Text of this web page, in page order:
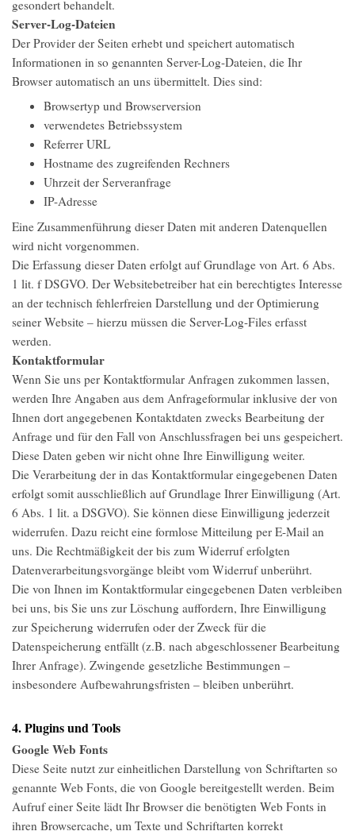
gesondert behandelt.
Server-Log-Dateien
Der Provider der Seiten erhebt und speichert automatisch
Informationen in so genannten Server-Log-Dateien, die Ihr
Browser automatisch an uns übermittelt. Dies sind:
Browsertyp und Browserversion
verwendetes Betriebssystem
Referrer URL
Hostname des zugreifenden Rechners
Uhrzeit der Serveranfrage
IP-Adresse
Eine Zusammenführung dieser Daten mit anderen Datenquellen
wird nicht vorgenommen.
Die Erfassung dieser Daten erfolgt auf Grundlage von Art. 6 Abs.
1 lit. f DSGVO. Der Websitebetreiber hat ein berechtigtes Interesse
an der technisch fehlerfreien Darstellung und der Optimierung
seiner Website – hierzu müssen die Server-Log-Files erfasst
werden.
Kontaktformular
Wenn Sie uns per Kontaktformular Anfragen zukommen lassen,
werden Ihre Angaben aus dem Anfrageformular inklusive der von
Ihnen dort angegebenen Kontaktdaten zwecks Bearbeitung der
Anfrage und für den Fall von Anschlussfragen bei uns gespeichert.
Diese Daten geben wir nicht ohne Ihre Einwilligung weiter.
Die Verarbeitung der in das Kontaktformular eingegebenen Daten
erfolgt somit ausschließlich auf Grundlage Ihrer Einwilligung (Art.
6 Abs. 1 lit. a DSGVO). Sie können diese Einwilligung jederzeit
widerrufen. Dazu reicht eine formlose Mitteilung per E-Mail an
uns. Die Rechtmäßigkeit der bis zum Widerruf erfolgten
Datenverarbeitungsvorgänge bleibt vom Widerruf unberührt.
Die von Ihnen im Kontaktformular eingegebenen Daten verbleiben
bei uns, bis Sie uns zur Löschung auffordern, Ihre Einwilligung
zur Speicherung widerrufen oder der Zweck für die
Datenspeicherung entfällt (z.B. nach abgeschlossener Bearbeitung
Ihrer Anfrage). Zwingende gesetzliche Bestimmungen –
insbesondere Aufbewahrungsfristen – bleiben unberührt.
4. Plugins und Tools
Google Web Fonts
Diese Seite nutzt zur einheitlichen Darstellung von Schriftarten so
genannte Web Fonts, die von Google bereitgestellt werden. Beim
Aufruf einer Seite lädt Ihr Browser die benötigten Web Fonts in
ihren Browsercache, um Texte und Schriftarten korrekt